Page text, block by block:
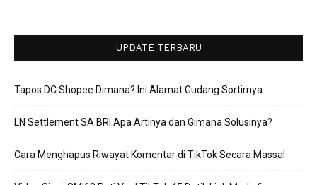
UPDATE TERBARU
Tapos DC Shopee Dimana? Ini Alamat Gudang Sortirnya
LN Settlement SA BRI Apa Artinya dan Gimana Solusinya?
Cara Menghapus Riwayat Komentar di TikTok Secara Massal